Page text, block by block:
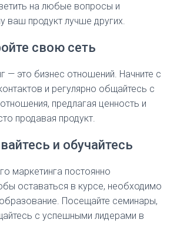
на любые вопросы и
ваш продукт лучше других.
свою сеть
— это бизнес отношений. Начните с
и регулярно общайтесь с
предлагая ценность и
продавая продукт.
и обучайтесь
маркетинга постоянно
оставаться в курсе, необходимо
Посещайте семинары,
с успешными лидерами в